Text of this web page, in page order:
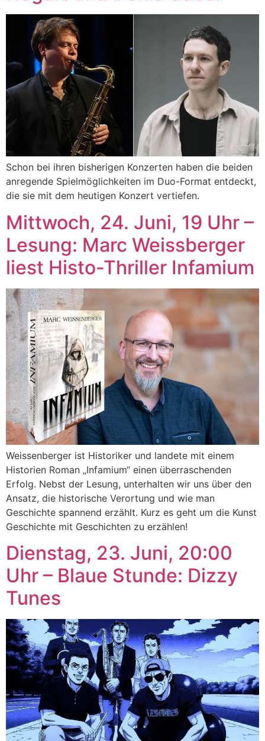
Schon bei ihren bisherigen Konzerten haben die beiden
anregende Spielmöglichkeiten im Duo-Format entdeckt,
die sie mit dem heutigen Konzert vertiefen.
Mittwoch, 24. Juni, 19 Uhr –
Lesung: Marc Weissberger
liest Histo-Thriller Infamium
Weissenberger ist Historiker und landete mit einem
Historien Roman „Infamium“ einen überraschenden
Erfolg. Nebst der Lesung, unterhalten wir uns über den
Ansatz, die historische Verortung und wie man
Geschichte spannend erzählt. Kurz es geht um die Kunst
Geschichte mit Geschichten zu erzählen!
Dienstag, 23. Juni, 20:00
Uhr – Blaue Stunde: Dizzy
Tunes